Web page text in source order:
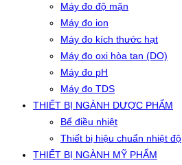
Máy đo độ mặn
Máy đo ion
Máy đo kích thước hạt
Máy đo oxi hòa tan (DO)
Máy đo pH
Máy đo TDS
THIẾT BỊ NGÀNH DƯỢC PHẨM
Bể điều nhiệt
Thiết bị hiệu chuẩn nhiệt độ
THIẾT BỊ NGÀNH MỸ PHẨM